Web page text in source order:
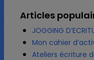
Articles
JOGGING
Mon cahier
Ateliers écriture